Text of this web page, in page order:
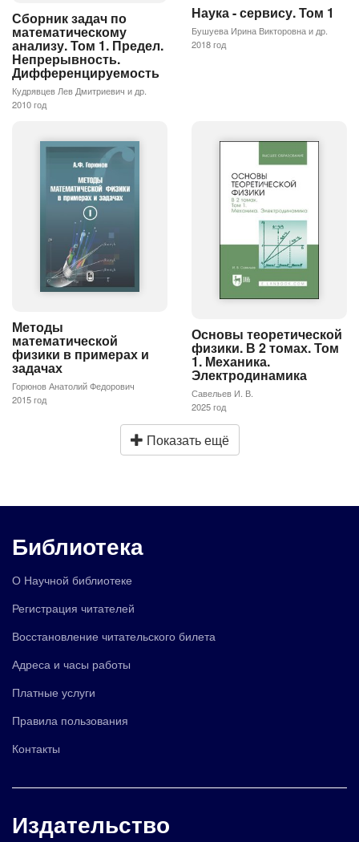
Сборник задач по
математическому
анализу. Том 1. Предел.
Непрерывность.
Дифференцируемость
Кудрявцев Лев Дмитриевич и др.
2010 год
Наука - сервису. Том 1
Бушуева Ирина Викторовна и др.
2018 год
Методы
математической
физики в примерах и
задачах
Горюнов Анатолий Федорович
2015 год
Основы теоретической
физики. В 2 томах. Том
1. Механика.
Электродинамика
Савельев И. В.
2025 год
Показать ещё
Библиотека
О Научной библиотеке
Регистрация читателей
Восстановление читательского билета
Адреса и часы работы
Платные услуги
Правила пользования
Контакты
Издательство